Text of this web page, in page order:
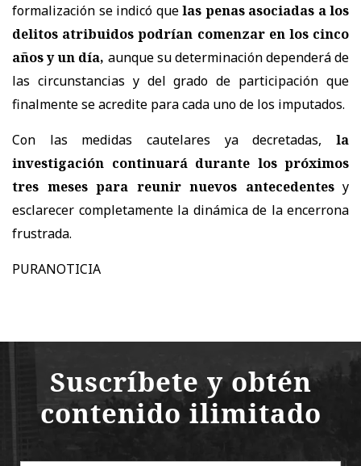
formalización se indicó quelas penas asociadas a los
delitos atribuidos podrían comenzar en los cinco
años y un día, aunque su determinación dependerá de
las circunstancias y del grado de participación que
finalmente se acredite para cada uno de los imputados.
Con las medidas cautelares ya decretadas, la
investigación continuará durante los próximos
tres meses para reunir nuevos antecedentesy
esclarecer completamente la dinámica de la encerrona
frustrada.
PURANOTICIA